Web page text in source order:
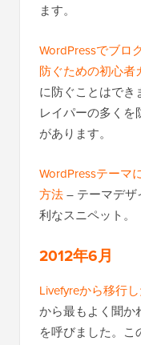
ます。
WordPressでブロ
防ぐための初心者
に防ぐことはでき
レイパーの多くを
があります。
WordPressテーマ
方法– テーマデザ
利なスニペット。
2012年6月
Livefyreから移行
から最もよく聞か
を呼びました。